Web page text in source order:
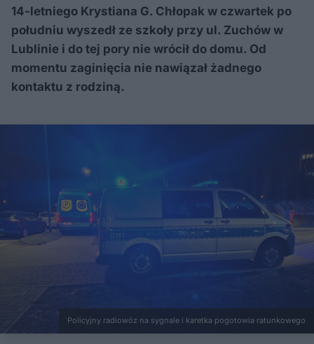
14-letniego Krystiana G. Chłopak w czwartek po
południu wyszedł ze szkoły przy ul. Zuchów w
Lublinie i do tej pory nie wrócił do domu. Od
momentu zaginięcia nie nawiązał żadnego
kontaktu z rodziną.
Policyjny radiowóz na sygnale i karetka pogotowia ratunkowego